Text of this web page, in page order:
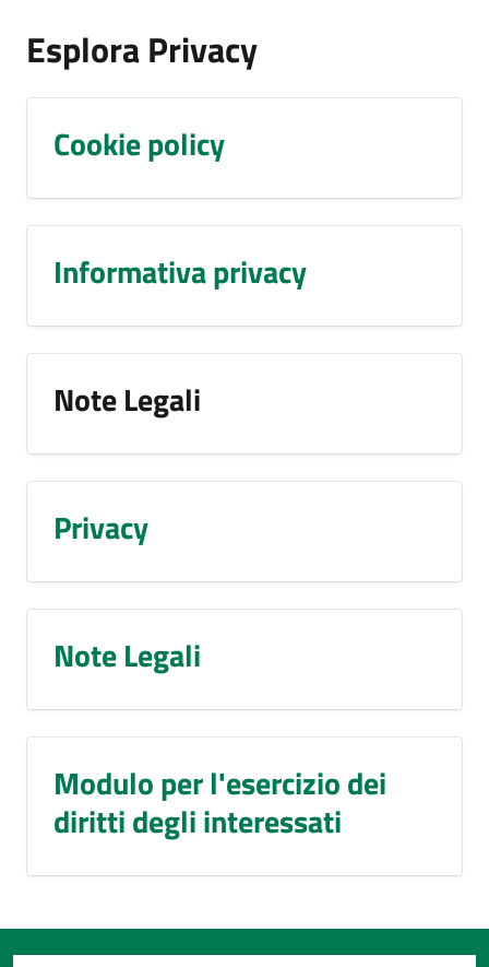
Esplora Privacy
Cookie policy
Informativa privacy
Note Legali
Privacy
Note Legali
Modulo per l'esercizio dei
diritti degli interessati